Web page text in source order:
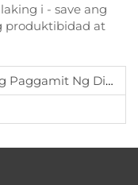
i - save ang
produktibidad at
Disposable Plastic Bowl Lid